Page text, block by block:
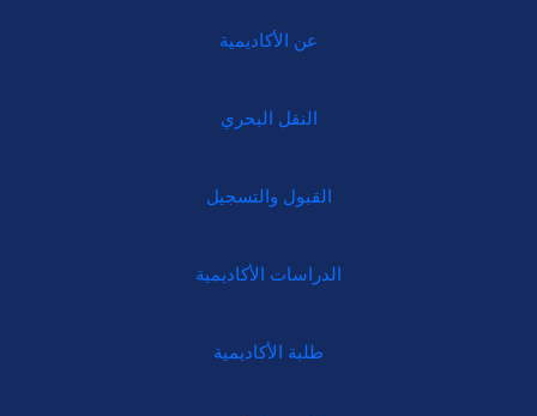
عن الأكاديمية
النقل البحري
القبول والتسجيل
الدراسات الأكاديمية
طلبة الأكاديمية